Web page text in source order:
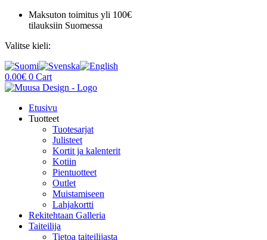
Mene
sisältöön
Maksuton toimitus yli 100€
tilauksiin Suomessa
Valitse kieli:
0.00€ 0 Cart
Etusivu
Tuotteet
Tuotesarjat
Julisteet
Kortit ja kalenterit
Kotiin
Pientuotteet
Outlet
Muistamiseen
Lahjakortti
Rekitehtaan Galleria
Taiteilija
Tietoa taiteilijasta